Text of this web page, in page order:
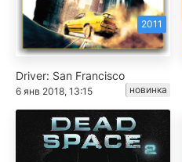
2011
Driver: San Francisco
6 янв 2018, 13:15 новинка